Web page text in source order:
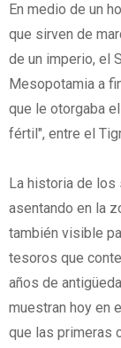
En medio de un
que sirven de
de un imperio, el
Mesopotamia a
que le otorgaba
fértil", entre el
La historia de
asentando en la
también visible
tesoros que
años de
muestran hoy en
que las primeras